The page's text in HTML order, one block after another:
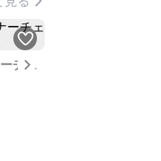
チェNext